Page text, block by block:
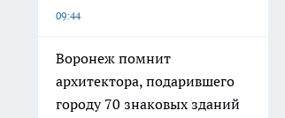
09:44
Воронеж помнит
архитектора, подарившего
городу 70 знаковых зданий